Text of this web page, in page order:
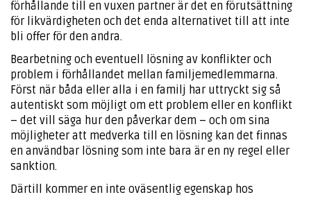
förhållande till en vuxen partner är det en förutsättning
för likvärdigheten och det enda alternativet till att inte
bli offer för den andra.
Bearbetning och eventuell lösning av konflikter och
problem i förhållandet mellan familjemedlemmarna.
Först när båda eller alla i en familj har uttryckt sig så
autentiskt som möjligt om ett problem eller en konflikt
– det vill säga hur den påverkar dem – och om sina
möjligheter att medverka till en lösning kan det finnas
en användbar lösning som inte bara är en ny regel eller
sanktion.
Därtill kommer en inte oväsentlig egenskap hos